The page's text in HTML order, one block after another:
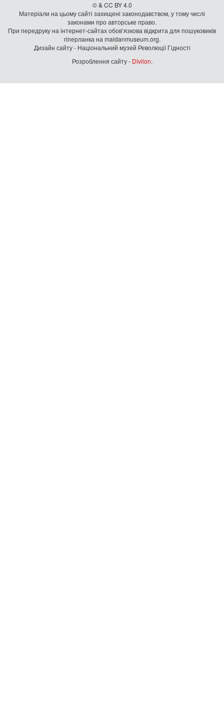
© & CC BY 4.0
Матеріали на цьому сайті захищені законодавством, у тому числі
законами про авторське право.
При передруку на iнтернет-сайтах обов’язкова відкрита для пошуковиків
гiперланка на maidanmuseum.org.
Дизайн сайту - Національний музей Революції Гідності
Розроблення сайту - Divilon.